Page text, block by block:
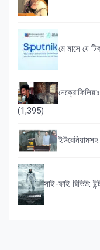
মে মাসে যে
(1,395)
সাই-ফাই রিভিউ: